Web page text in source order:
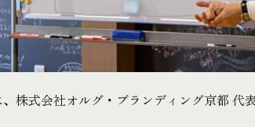
株式会社オルグ・ブランディング京都 代